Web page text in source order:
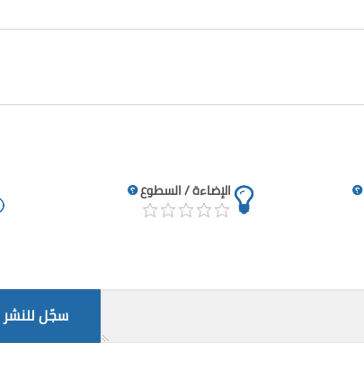
الإضاءة / السطوع
سجّل للنشر